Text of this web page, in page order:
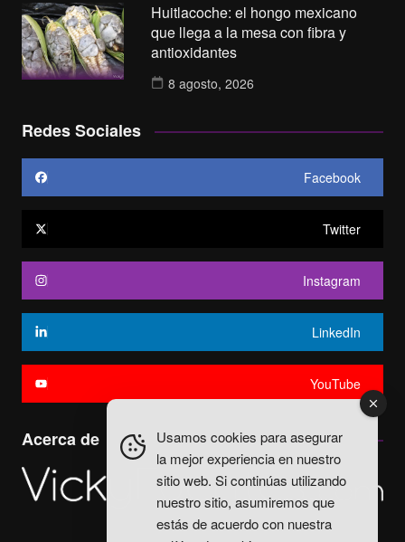
Huitlacoche: el hongo mexicano
que llega a la mesa con fibra y
antioxidantes
8 agosto, 2026
Redes Sociales
Facebook
Twitter
Instagram
LinkedIn
YouTube
Acerca de
Usamos cookies para asegurar
la mejor experiencia en nuestro
sitio web. Si continúas utilizando
nuestro sitio, asumiremos que
estás de acuerdo con nuestra